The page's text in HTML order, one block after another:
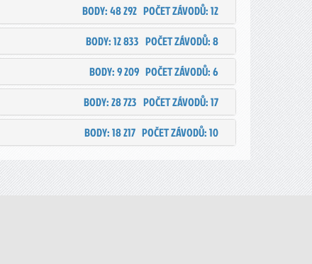
POČET ZÁVODŮ: 12
BODY: 48 292
POČET ZÁVODŮ: 8
BODY: 12 833
POČET ZÁVODŮ: 6
BODY: 9 209
POČET ZÁVODŮ: 17
BODY: 28 723
POČET ZÁVODŮ: 10
BODY: 18 217